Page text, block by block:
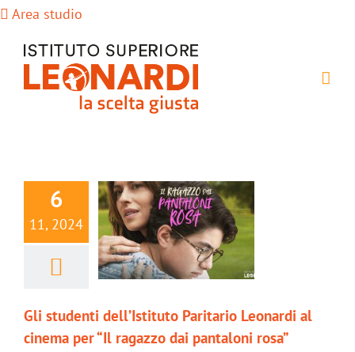
Salta
contenuto
Area studio
6
11, 2024
Gli studenti dell’Istituto Paritario Leonardi al
cinema per “Il ragazzo dai pantaloni rosa”